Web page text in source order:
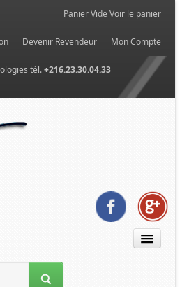
Panier Vide Voir le panier
Devenir Revendeur Mon Compte
tél.+216.23.30.04.33